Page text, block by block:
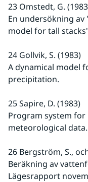
23 Omstedt, G.
En undersökning av
model for tall
24 Gollvik, S. (1983)
A dynamical model
precipitation.
25 Sapire, D. (1983)
Program system
meteorological data.
26 Bergström, S.,
Beräkning av
Lägesrapport